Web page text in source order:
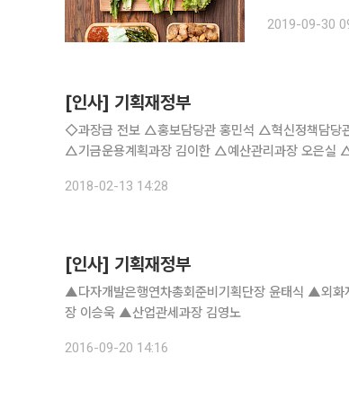
부터 판매한다.
2019-09-30
[인사] 기획재정부
◇과장급 전보 △홍보담당관 홍민석 △혁신정책담당관 정유리 △예산총괄과장 최한경 △예산정책과장 김명중 △예산기준과장 남경철
△기금운용계획과장 김이한 △예산관리과장 오은실
2018-02-13 14:28
[인사] 기획재정부
▲다자개발은행연차총회준비기획단장 윤태식 ▲외
장 이승욱 ▲산업관세과장 김영노
2016-09-20 14:16